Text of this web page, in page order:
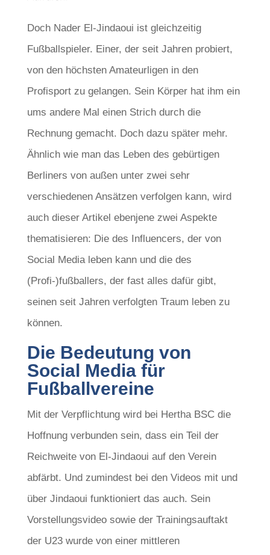
Doch Nader El-Jindaoui ist gleichzeitig
Fußballspieler. Einer, der seit Jahren probiert,
von den höchsten Amateurligen in den
Profisport zu gelangen. Sein Körper hat ihm ein
ums andere Mal einen Strich durch die
Rechnung gemacht. Doch dazu später mehr.
Ähnlich wie man das Leben des gebürtigen
Berliners von außen unter zwei sehr
verschiedenen Ansätzen verfolgen kann, wird
auch dieser Artikel ebenjene zwei Aspekte
thematisieren: Die des Influencers, der von
Social Media leben kann und die des
(Profi-)fußballers, der fast alles dafür gibt,
seinen seit Jahren verfolgten Traum leben zu
können.
Die Bedeutung von
Social Media für
Fußballvereine
Mit der Verpflichtung wird bei Hertha BSC die
Hoffnung verbunden sein, dass ein Teil der
Reichweite von El-Jindaoui auf den Verein
abfärbt. Und zumindest bei den Videos mit und
über Jindaoui funktioniert das auch. Sein
Vorstellungsvideo sowie der Trainingsauftakt
der U23 wurde von einer mittleren